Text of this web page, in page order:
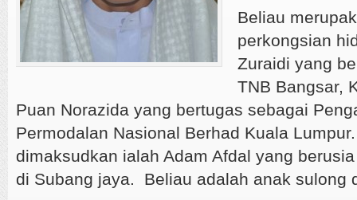
Beliau
perkongsian
Zuraidi yang
TNB Bangsar,
Puan Norazida yang bertugas sebagai
Permodalan Nasional Berhad Kuala
dimaksudkan ialah Adam Afdal yang
di Subang jaya. Beliau adalah anak sulong